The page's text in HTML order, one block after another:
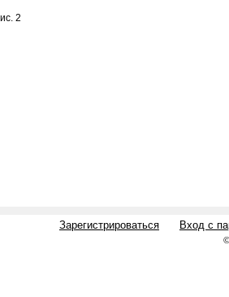
2
Зарегистрироваться Вход с